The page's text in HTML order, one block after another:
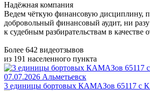
Надёжная компания
Ведем чёткую финансовую дисциплину,
добровольный финансовый аудит, ни
к судебным разбирательствам в качестве
Более 642 видеотзывов
из 191 населенного пункта
07.07.2026 Альметьевск
3 единицы бортовых КАМАЗов 65117 с